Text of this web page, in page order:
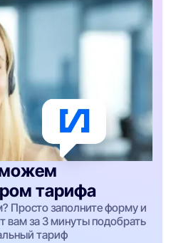
тарифа
Просто заполните форму и
вам за 3 минуты подобрать
тариф